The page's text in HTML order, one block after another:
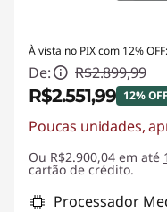
À vista no PIX com 12% OFF:
De: R$2.899,99
R$2.551,99 12% OFF
Economias
Poucas unidades,
Ou R$2.900,04 em até
cartão de crédito.
Processador